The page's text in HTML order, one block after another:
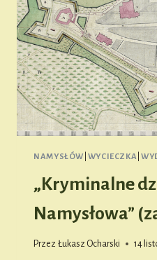
NAMYSŁÓW WYCIECZKA
„Kryminalne
Namysłowa”
Przez Łukasz Ocharski 14